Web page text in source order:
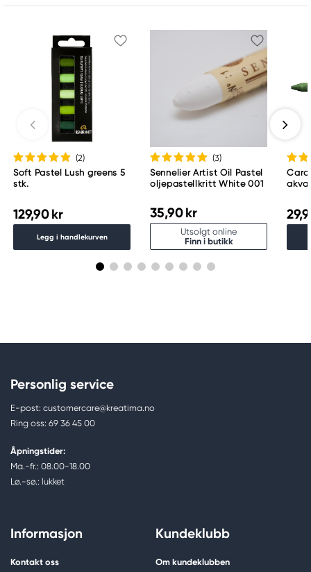
info@royaltalens.com
(2)
Soft Pastel Lush greens 5
stk.
129,90 kr
Legg i handlekurven
(3)
Sennelier Artist Oil Pastel
oljepastellkritt White 001
35,90 kr
Utsolgt online
Finn i butikk
Personlig service
E-post: customercare@kreatima.no
Ring oss: 69 36 45 00
Åpningstider:
Ma.-fr.: 08.00-18.00
Lø.-sø.: lukket
Informasjon
Kontakt oss
Kundeklubb
Om kundeklubben